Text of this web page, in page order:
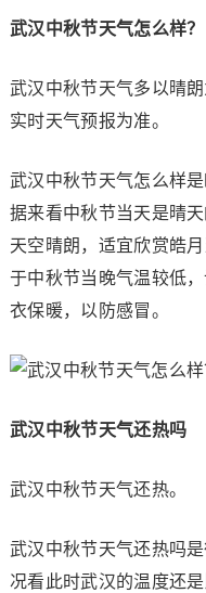
武汉中秋节天气怎么样？
武汉中秋节天气多以晴
实时天气预报为准。
武汉中秋节天气怎么样
据来看中秋节当天是晴
天空晴朗，适宜欣赏皓
于中秋节当晚气温较低
衣保暖，以防感冒。
武汉中秋节天气还热吗
武汉中秋节天气还热。
武汉中秋节天气还热吗
况看此时武汉的温度还